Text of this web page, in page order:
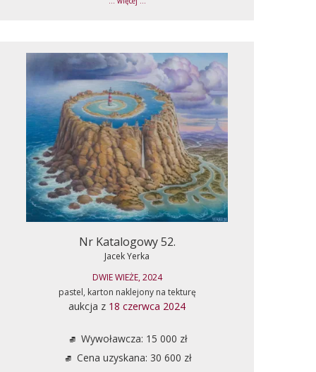
Nr Katalogowy 52.
Jacek Yerka
DWIE WIEŻE, 2024
pastel, karton naklejony na tekturę
aukcja z 18 czerwca 2024
Wywoławcza: 15 000 zł
Cena uzyskana: 30 600 zł